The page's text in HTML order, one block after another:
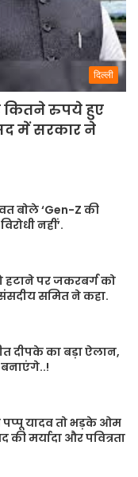
दिल्ली
कितने रुपये हुए
में सरकार ने
बोले ‘Gen-Z की
नहीं’.
हटाने पर जकरबर्ग को
समित ने कहा.
दीपके का बड़ा ऐलान,
बनाएंगे..!
पप्पू यादव तो भड़के ओम
मर्यादा और पवित्रता